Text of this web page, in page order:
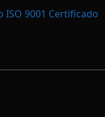
9001 Certificado